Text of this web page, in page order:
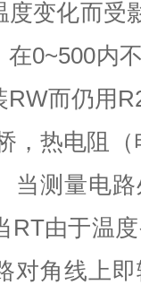
变化而受
0~500内
RW而仍用
热电阻（
当测量电
RT由于温
对角线上